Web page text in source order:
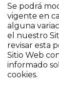
Se podrá
vigente en
alguna
el nuestro
revisar esta
Sitio Web
informado
cookies.